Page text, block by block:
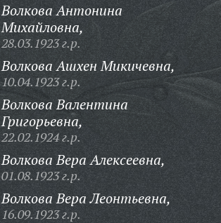
Волкова Антонина
Михайловна,
28.03.1923 г.р.
Волкова Ашхен Микичевна,
10.04.1923 г.р.
Волкова Валентина
Григорьевна,
22.02.1924 г.р.
Волкова Вера Алексеевна,
01.08.1923 г.р.
Волкова Вера Леонтьевна,
16.09.1923 г.р.